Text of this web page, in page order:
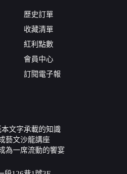
歷史訂單
收藏清單
紅利點數
會員中心
訂閱電子報
文字承載的知識
藝文沙龍講座
為一席流動的饗宴